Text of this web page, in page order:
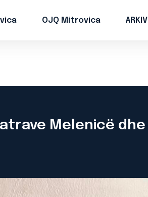
OJQ Mitrovica ARKIV
Melenicë dhe